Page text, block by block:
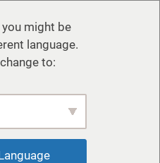
might be
language.
to: